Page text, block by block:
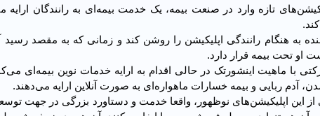
تازه وارد در صنعت بیمه، یک خدمت بیمه‌ای به رانندگان
به هنگام رانندگی اپلیکیشن را روشن کند و زمانی که به مقصد
او تحت بیمه قرار دارد.
با ماهیت اینشورتک در حالی اقدام به ارایه خدمات نوین بیمه‌ای
آدم ربایی و بیمه خسارات ماهواره‌ای به صورت آنلاین ارایه می‌دهند.
این اپلیکیشن‌های نوظهور، واقعا خدمت و دستاورد بزرگی در جهت